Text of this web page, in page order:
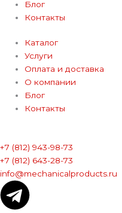
Блог
Контакты
Каталог
Услуги
Оплата и доставка
О компании
Блог
Контакты
+7 (812) 943-98-73
+7 (812) 643-28-73
info@mechanicalproducts.ru
T